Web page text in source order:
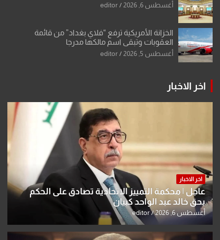
أغسطس 6, 2026 editor
الخزانة الأمريكية ترفع “فلاي بغداد” من قائمة
العقوبات وتبقي اسم مالكها مدرجا
أغسطس 5, 2026 editor
اخر الاخبار
اخر الاخبار
عاجل | محكمة التمييز الاتحادية تصادق على الحكم
بحق خالد عبد الواحد كبيان
أغسطس 6, 2026 editor